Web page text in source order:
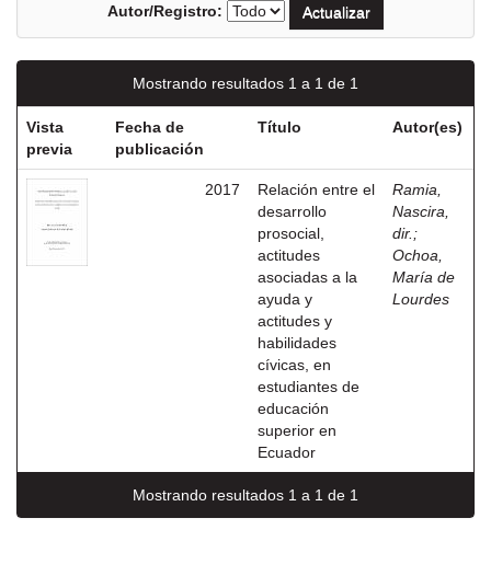
Autor/Registro:
Mostrando resultados 1 a 1 de 1
Vista
previa
Fecha de
publicación
Título Autor(es)
2017
Relación entre el
desarrollo
prosocial,
actitudes
asociadas a la
ayuda y
actitudes y
habilidades
cívicas, en
estudiantes de
educación
superior en
Ecuador
Ramia,
Nascira,
dir. ;
Ochoa,
María de
Lourdes
Mostrando resultados 1 a 1 de 1